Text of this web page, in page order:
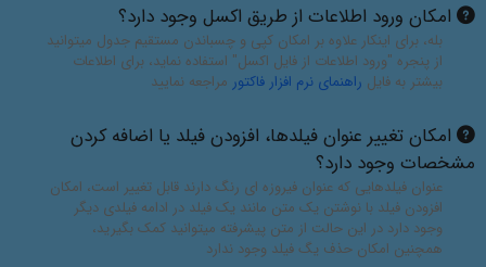
امکان ورود اطلاعات از طریق اکسل وجود دارد؟
بله، برای اینکار علاوه بر امکان کپی و چسباندن مستقیم جدول میتوانید
از پنجره "ورود اطلاعات از فایل اکسل" استفاده نماید، برای اطلاعات
بیشتر به فایل راهنمای نرم افزار فاکتور مراجعه نمایید
امکان تغییر عنوان فیلدها، افزودن فیلد یا اضافه کردن
مشخصات وجود دارد؟
عنوان فیلدهایی که عنوان فیروزه ای رنگ دارند قابل تغییر است، امکان
افزودن فیلد با نوشتن یک متن مانند یک فیلد در ادامه فیلدی دیگر
وجود دارد در این حالت از متن پیشرفته میتوانید کمک بگیرید،
همچنین امکان حذف یگ فیلد وجود ندارد